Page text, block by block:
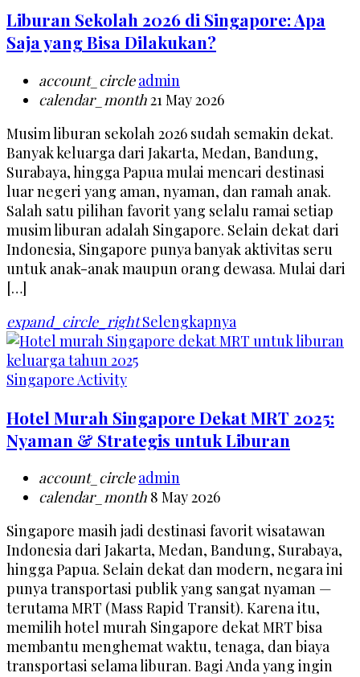
Liburan Sekolah 2026 di Singapore: Apa
Saja yang Bisa Dilakukan?
account_circle admin
calendar_month21 May 2026
Musim liburan sekolah 2026 sudah semakin dekat.
Banyak keluarga dari Jakarta, Medan, Bandung,
Surabaya, hingga Papua mulai mencari destinasi
luar negeri yang aman, nyaman, dan ramah anak.
Salah satu pilihan favorit yang selalu ramai setiap
musim liburan adalah Singapore. Selain dekat dari
Indonesia, Singapore punya banyak aktivitas seru
untuk anak-anak maupun orang dewasa. Mulai dari
[…]
expand_circle_rightSelengkapnya
Singapore Activity
Hotel Murah Singapore Dekat MRT 2025:
Nyaman & Strategis untuk Liburan
account_circle admin
calendar_month 8 May 2026
Singapore masih jadi destinasi favorit wisatawan
Indonesia dari Jakarta, Medan, Bandung, Surabaya,
hingga Papua. Selain dekat dan modern, negara ini
punya transportasi publik yang sangat nyaman —
terutama MRT (Mass Rapid Transit). Karena itu,
memilih hotel murah Singapore dekat MRT bisa
membantu menghemat waktu, tenaga, dan biaya
transportasi selama liburan. Bagi Anda yang ingin